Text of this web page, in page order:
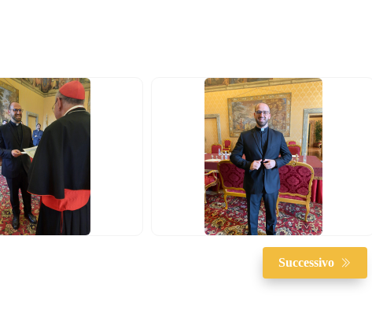
Successivo